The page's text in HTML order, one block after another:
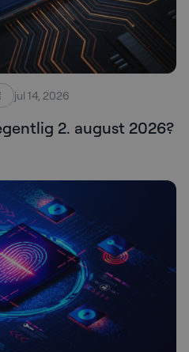
jul 14, 2026
2. august 2026?